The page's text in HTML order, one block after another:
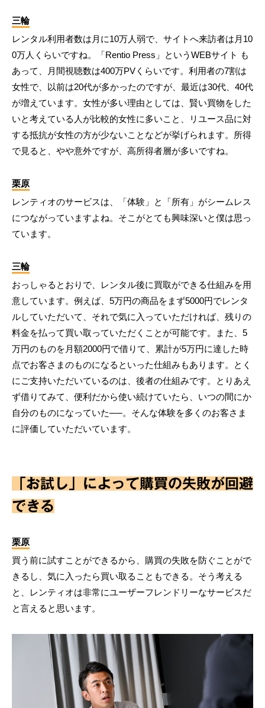
三輪
レンタル利用者数は月に10万人弱で、サイトへ来訪者は月10
0万人くらいですね。「Rentio Press」というWEBサイト も
あって、月間視聴数は400万PVくらいです。利用者の7割は
女性で、以前は20代が多かったのですが、最近は30代、40代
が増えています。女性が多い理由としては、賢い買物をした
いと考えている人が比較的女性に多いこと、リユース品に対
する抵抗が女性の方が少ないことなどが挙げられます。所得
で見ると、やや意外ですが、高所得者層が多いですね。
栗原
レンティオのサービスは、「体験」と「所有」がシームレス
につながっていますよね。そこがとても興味深いと僕は思っ
ています。
三輪
おっしゃるとおりで、レンタル後に買取ができる仕組みを用
意しています。例えば、5万円の商品をまず5000円でレンタ
ルしていただいて、それで気に入っていただければ、残りの
料金を払って買い取っていただくことが可能です。また、5
万円のものを月額2000円で借りて、累計が5万円に達した時
点でお客さまのものになるといった仕組みもあります。とく
にご支持いただいているのは、後者の仕組みです。とりあえ
ず借りてみて、便利だから使い続けていたら、いつの間にか
自分のものになっていた──。そんな体験を多くのお客さま
に評価していただいています。
「お試し」によって購買の失敗が回避
できる
栗原
買う前に試すことができるから、購買の失敗を防ぐことがで
きるし、気に入ったら買い取ることもできる。そう考える
と、レンティオは非常にユーザーフレンドリーなサービスだ
と言えると思います。